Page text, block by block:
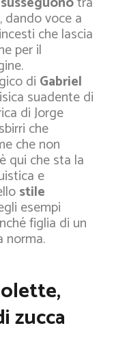
dando voce a
che lascia
per il
di Gabriel
suadente di
di Jorge
che
che non
qui che sta la
e
stile
esempi
figlia di un
norma.
zucca